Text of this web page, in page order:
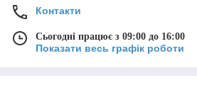
куточок країни Новою
Контакти
Сьогодні працює з 09:00 до 16:00
Показати весь графік роботи